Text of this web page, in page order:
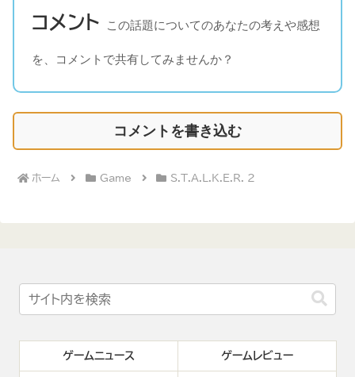
コメント この話題についてのあなたの考えや感想
を、コメントで共有してみませんか？
コメントを書き込む
ホーム Game S.T.A.L.K.E.R. 2
ゲームニュース ゲームレビュー